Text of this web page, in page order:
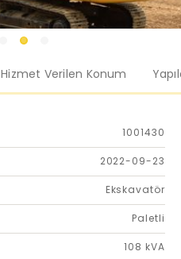
Hizmet Verilen Konum
1001430
2022-09-23
Ekskavatör
Paletli
108 kVA